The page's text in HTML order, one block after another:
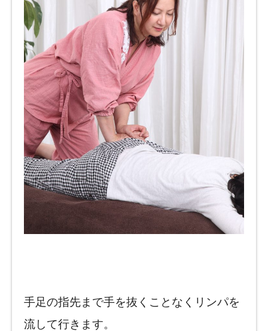
手足の指先まで手を抜くことなくリンパを
流して行きます。